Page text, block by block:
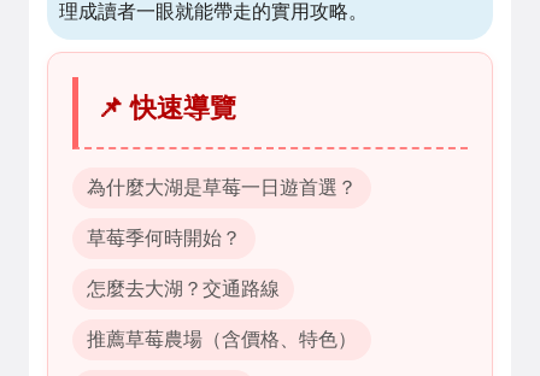
理成讀者一眼就能帶走的實用攻略。
📌 快速導覽
為什麼大湖是草莓一日遊首選？
草莓季何時開始？
怎麼去大湖？交通路線
推薦草莓農場（含價格、特色）